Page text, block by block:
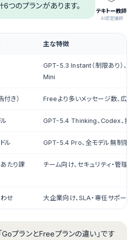
テキトー教師
.AI認定講師
つのプランがあります。
主な特徴
GPT-5.3 Instant（制限あり）、
Mini
付き） Freeより多いメッセージ数、広告
GPT-5.4 Thinking、Codex、拡
ル GPT-5.4 Pro、全モデル無制限
たり課
チーム向け、セキュリティ・管理
せ 大企業向け、SLA・専任サポート
GoプランとFreeプランの違い」です